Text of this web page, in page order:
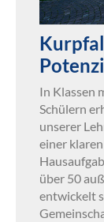
In Klassen
Schülern
unserer
einer
über 50
entwickelt